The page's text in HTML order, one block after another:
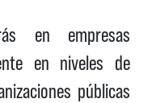
en empresas
en niveles de
públicas